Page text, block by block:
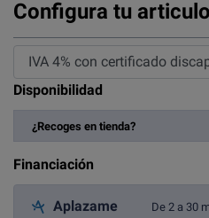
Configura tu
Disponibilidad
¿Recoges en tienda?
Financiación
Aplazame De 2 a 30